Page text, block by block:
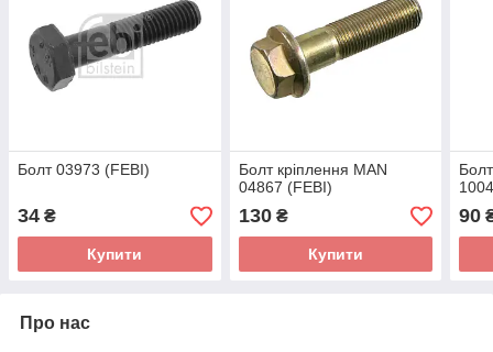
Болт 03973 (FEBI)
34 ₴
Купити
Болт кріплення MAN
04867 (FEBI)
130₴
Купити
90
Про нас